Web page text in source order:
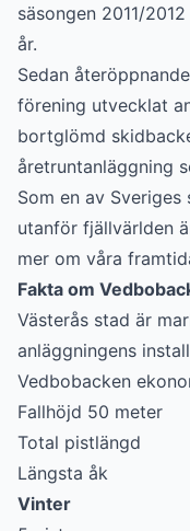
säsongen 2011/
år.
Sedan
förening utvecklat
bortglömd
åretruntanläggning
Som en av
utanför fjällvärlden
mer om våra
Fakta om
Västerås stad är
anläggningens
Vedbobacken
Fallhöjd 50 meter
Total pistlängd
Längsta åk
Vinter